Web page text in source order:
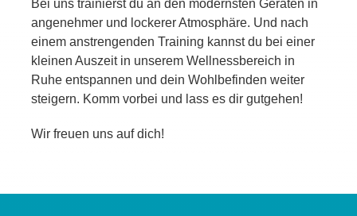
Bei uns trainierst du an den modernsten Geräten in
angenehmer und lockerer Atmosphäre. Und nach
einem anstrengenden Training kannst du bei einer
kleinen Auszeit in unserem Wellnessbereich in
Ruhe entspannen und dein Wohlbefinden weiter
steigern. Komm vorbei und lass es dir gutgehen!
Wir freuen uns auf dich!